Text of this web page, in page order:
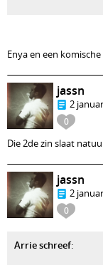
Enya en een
0
jassn
2
Die 2de zin slaat
0
jassn
2
Arrie schreef: